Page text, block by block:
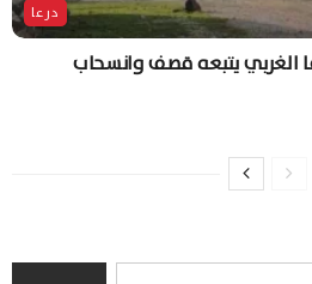
درعا
الغربي يتبعه قصف وانسحاب